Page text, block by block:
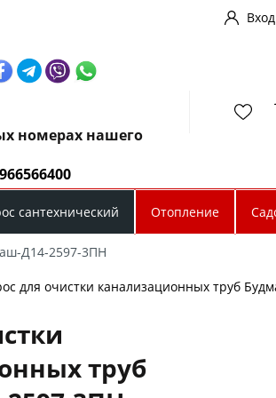
Вход
номерах нашего
сантехнический Отопление
Д14-2597-3ПН
для очистки канализационных труб
труб